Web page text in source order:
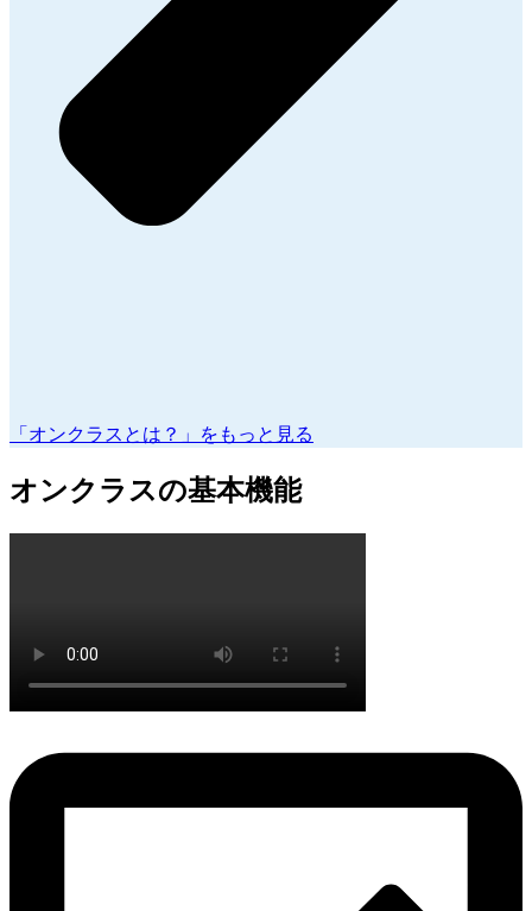
「オンクラスとは？」をもっと見る
オンクラスの基本機能